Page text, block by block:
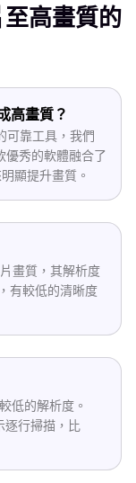
高畫質的
高畫質？
可靠工具，我們
秀的軟體融合了
顯提升畫質。
畫質，其解析度
有較低的清晰度
低的解析度。
逐行掃描，比